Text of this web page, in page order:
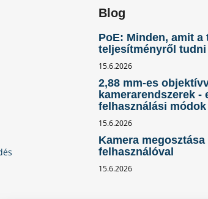
Blog
PoE: Minden, amit
teljesítményről tudni
15.6.2026
2,88 mm-es
kamerarendszerek -
felhasználási módok
15.6.2026
Kamera
felhasználóval
15.6.2026